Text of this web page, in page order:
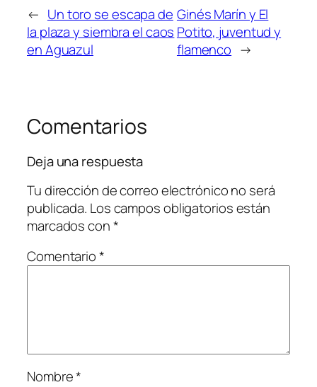
← Un toro se escapa de
la plaza y siembra el caos
en Aguazul
Ginés Marín y El
Potito, juventud y
flamenco →
Comentarios
Deja una respuesta
Tu dirección de correo electrónico no será
publicada. Los campos obligatorios están
marcados con*
Comentario*
Nombre*